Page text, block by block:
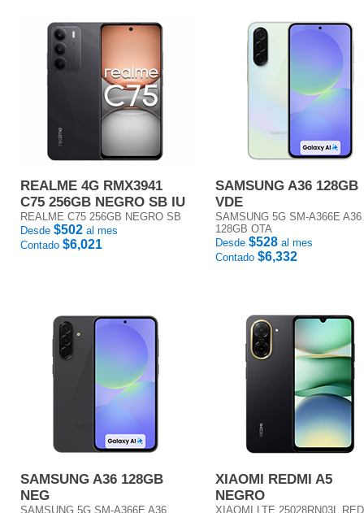
REALME 4G RMX3941
C75 256GB NEGRO SB IU
REALME C75 256GB NEGRO SB
Desde $502 al mes
Contado $6,021
SAMSUNG A36 128GB
VDE
SAMSUNG 5G SM-A366E A36
128GB OTA
Desde $528 al mes
Contado $6,332
SAMSUNG A36 128GB
NEG
SAMSUNG 5G SM-A366E A36
XIAOMI REDMI A5
NEGRO
XIAOMI LTE 25028RN03L